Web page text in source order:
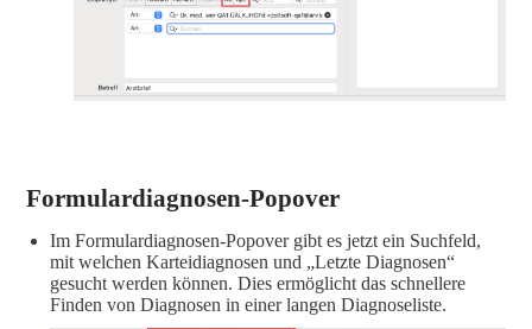
Formulardiagnosen-Popover
Im Formulardiagnosen-Popover gibt es jetzt ein Suchfeld,
mit welchen Karteidiagnosen und „Letzte Diagnosen“
gesucht werden können. Dies ermöglicht das schnellere
Finden von Diagnosen in einer langen Diagnoseliste.